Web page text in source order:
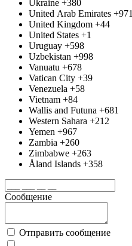
Ukraine +380
United Arab Emirates +971
United Kingdom +44
United States +1
Uruguay +598
Uzbekistan +998
Vanuatu +678
Vatican City +39
Venezuela +58
Vietnam +84
Wallis and Futuna +681
Western Sahara +212
Yemen +967
Zambia +260
Zimbabwe +263
Åland Islands +358
Сообщение
Отправить сообщение